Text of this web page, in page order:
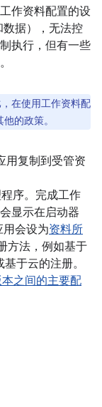
作资料配置的设
据），无法控
执行，但有一些
在使用工作资料配
的政策。
用复制到受管资
序。完成工作
显示在启动器
会设为资料所
方法，例如基于
于云的注册。
之间的主要配